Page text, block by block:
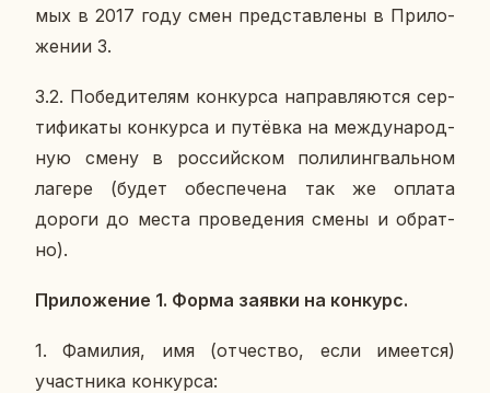
мых в 2017 году смен пред­став­ле­ны в При­ло­
же­нии 3.
3.2. По­бе­ди­те­лям кон­кур­са на­прав­ля­ют­ся сер­
ти­фи­ка­ты кон­кур­са и пу­тёв­ка на меж­ду­на­род­
ную смену в рос­сий­ском по­ли­линг­валь­ном
лагере (будет обес­пе­че­на так же оплата
дороги до места про­ве­де­ния смены и об­рат­
но).
При­ло­же­ние 1. Форма заявки на кон­курс.
1. Фа­ми­лия, имя (от­че­ство, если име­ет­ся)
участ­ни­ка кон­кур­са: